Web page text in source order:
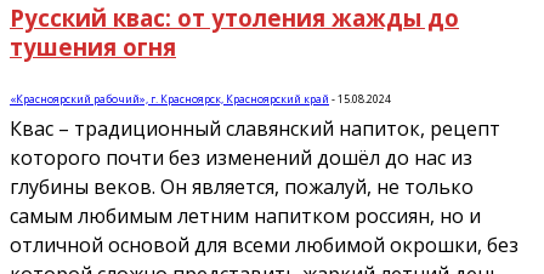
Русский квас: от утоления жажды до
тушения огня
«Красноярский рабочий», г. Красноярск, Красноярский край -15.08.2024
Квас – традиционный славянский напиток, рецепт
которого почти без изменений дошёл до нас из
глубины веков. Он является, пожалуй, не только
самым любимым летним напитком россиян, но и
отличной основой для всеми любимой окрошки, без